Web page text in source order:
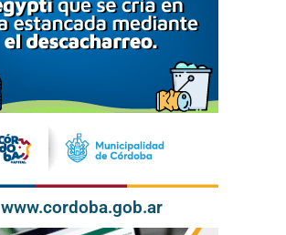
www.cordoba.gob.ar